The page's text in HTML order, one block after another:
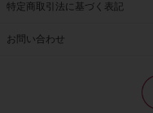
特定商取引法に基づく表記
お問い合わせ